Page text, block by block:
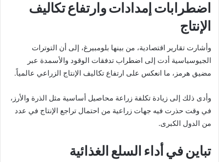
اضطرابات إمدادات وارتفاع تكاليف
الإنتاج
وأشارت تقارير اقتصادية، من بينها بلومبيرغ، إلى أن التوترات
الجيوسياسية أدت إلى اضطراب تدفقات الوقود والأسمدة عبر
مضيق هرمز، ما انعكس على ارتفاع تكاليف الإنتاج الزراعي عالمياً.
وأدى ذلك إلى زيادة تكلفة زراعة محاصيل أساسية مثل الذرة والأرز،
في وقت حذرت فيه جهات زراعية من احتمال تراجع الإنتاج في عدد
من الدول الكبرى.
تباين في أداء السلع الغذائية